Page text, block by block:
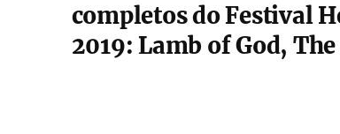
completos do Festival
2019: Lamb of God,